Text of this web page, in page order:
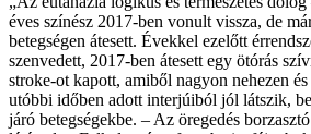
éves színész 2017-ben vonult vissza, de
betegségen átesett. Évekkel ezelőtt
szenvedett, 2017-ben átesett egy ötórás
stroke-ot kapott, amiből nagyon nehezen
utóbbi időben adott interjúiból jól látszik,
járó betegségekbe. – Az öregedés